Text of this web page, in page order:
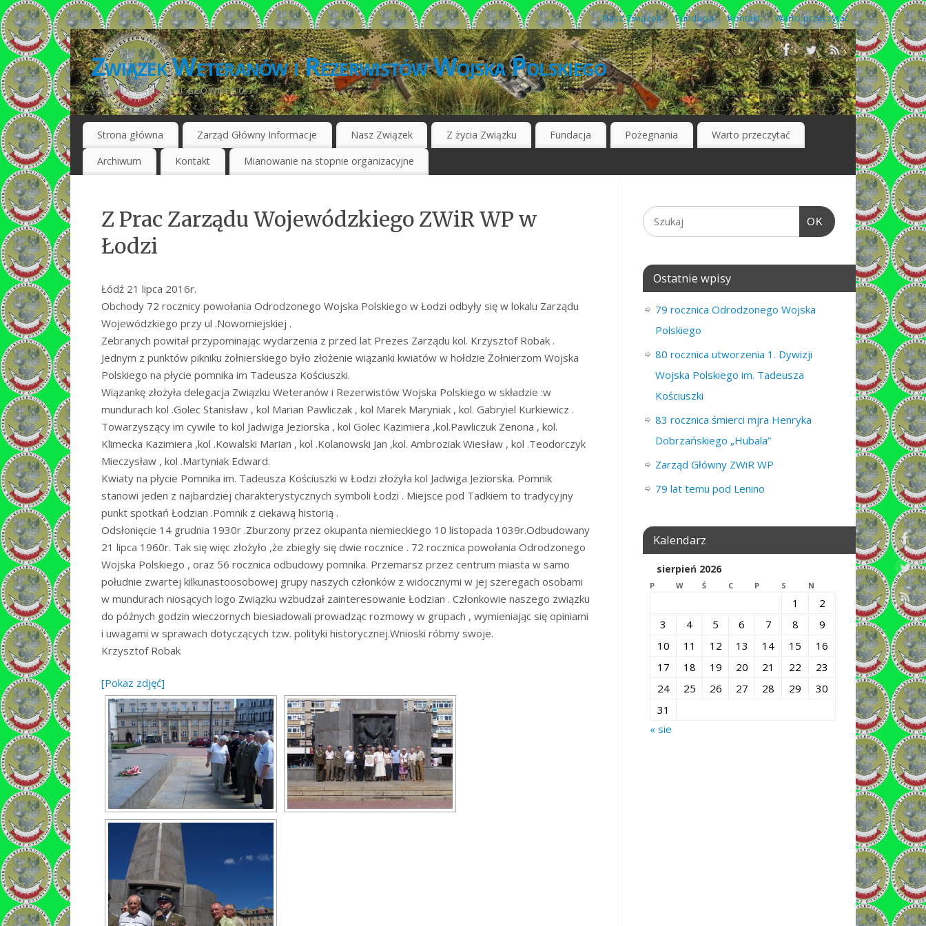
Nasz Związek Fundacja Kontakt Warto przeczytać
Związek Weteranów i Rezerwistów Wojska Polskiego
STRONA ZARZĄDU GŁÓWNEGO
Strona główna Zarząd Główny Informacje Nasz Związek Z życia Związku Fundacja Pożegnania Warto przeczytać
Archiwum Kontakt Mianowanie na stopnie organizacyjne
Z Prac Zarządu Wojewódzkiego ZWiR WP w
Łodzi
Łódź 21 lipca 2016r.
Obchody 72 rocznicy powołania Odrodzonego Wojska Polskiego w Łodzi odbyły się w lokalu Zarządu
Wojewódzkiego przy ul .Nowomiejskiej .
Zebranych powitał przypominając wydarzenia z przed lat Prezes Zarządu kol. Krzysztof Robak .
Jednym z punktów pikniku żołnierskiego było złożenie wiązanki kwiatów w hołdzie Żołnierzom Wojska
Polskiego na płycie pomnika im Tadeusza Kościuszki.
Wiązankę złożyła delegacja Związku Weteranów i Rezerwistów Wojska Polskiego w składzie :w
mundurach kol .Golec Stanisław , kol Marian Pawliczak , kol Marek Maryniak , kol. Gabryiel Kurkiewicz .
Towarzyszący im cywile to kol Jadwiga Jeziorska , kol Golec Kazimiera ,kol.Pawliczuk Zenona , kol.
Klimecka Kazimiera ,kol .Kowalski Marian , kol .Kolanowski Jan ,kol. Ambroziak Wiesław , kol .Teodorczyk
Mieczysław , kol .Martyniak Edward.
Kwiaty na płycie Pomnika im. Tadeusza Kościuszki w Łodzi złożyła kol Jadwiga Jeziorska. Pomnik
stanowi jeden z najbardziej charakterystycznych symboli Łodzi . Miejsce pod Tadkiem to tradycyjny
punkt spotkań Łodzian .Pomnik z ciekawą historią .
Odsłonięcie 14 grudnia 1930r .Zburzony przez okupanta niemieckiego 10 listopada 1039r.Odbudowany
21 lipca 1960r. Tak się więc złożyło ,że zbiegły się dwie rocznice . 72 rocznica powołania Odrodzonego
Wojska Polskiego , oraz 56 rocznica odbudowy pomnika. Przemarsz przez centrum miasta w samo
południe zwartej kilkunastoosobowej grupy naszych członków z widocznymi w jej szeregach osobami
w mundurach niosących logo Związku wzbudzał zainteresowanie Łodzian . Członkowie naszego związku
do późnych godzin wieczornych biesiadowali prowadząc rozmowy w grupach , wymieniając się opiniami
i uwagami w sprawach dotyczących tzw. polityki historycznej.Wnioski róbmy swoje.
Krzysztof Robak
[Pokaz zdjęć]
OK
Ostatnie wpisy
79 rocznica Odrodzonego Wojska
Polskiego
80 rocznica utworzenia 1. Dywizji
Wojska Polskiego im. Tadeusza
Kościuszki
83 rocznica śmierci mjra Henryka
Dobrzańskiego „Hubala”
Zarząd Główny ZWiR WP
79 lat temu pod Lenino
Kalendarz
sierpień 2026
P W Ś C P S N
« sie
1
2
3
4 5 6 7 8
9
10
11 12 13 14 15
16
17
18 19 20 21 22
23
24
25 26 27 28 29
30
31